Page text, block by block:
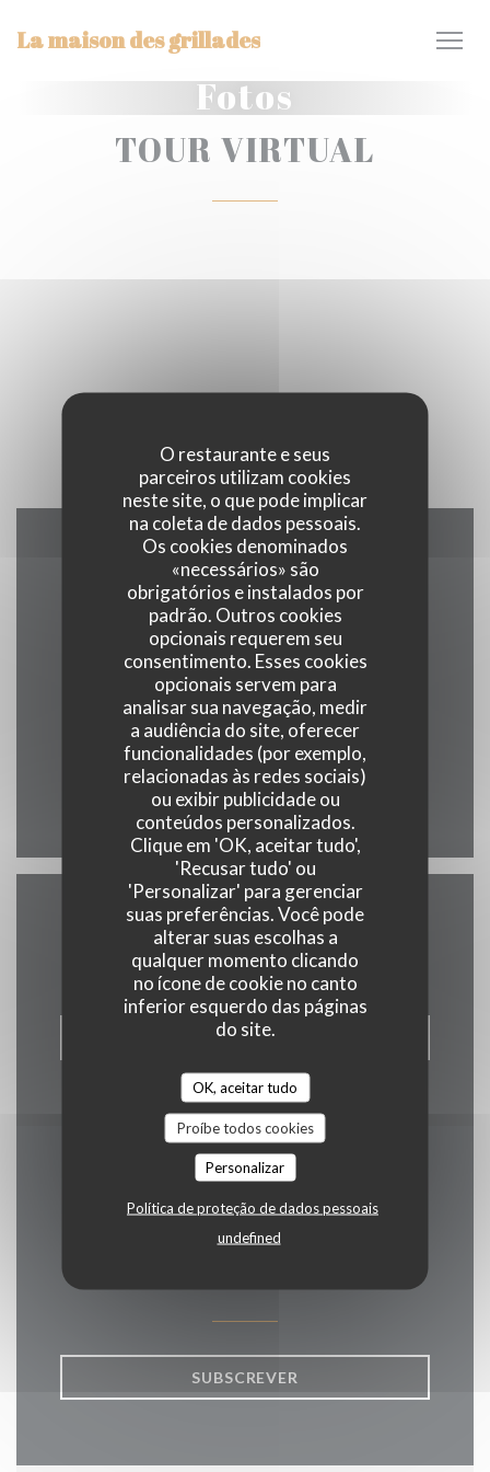
O restaurante e seus
parceiros utilizam cookies
neste site, o que pode implicar
na coleta de dados pessoais.
Os cookies denominados
«necessários» são
obrigatórios e instalados por
padrão. Outros cookies
opcionais requerem seu
consentimento. Esses cookies
opcionais servem para
analisar sua navegação, medir
a audiência do site, oferecer
funcionalidades (por exemplo,
relacionadas às redes sociais)
ou exibir publicidade ou
conteúdos personalizados.
Clique em 'OK, aceitar tudo',
'Recusar tudo' ou
'Personalizar' para gerenciar
suas preferências. Você pode
alterar suas escolhas a
qualquer momento clicando
no ícone de cookie no canto
inferior esquerdo das páginas
do site.
OK, aceitar tudo
Proíbe todos cookies
Personalizar
Política de proteção de dados pessoais
undefined
La maison des grillades
Fotos
TOUR VIRTUAL
Mapa e Contacto
19 rue saint martin 7500 Tournai((abre numa
069 58 02 70
info@maisondesgrillades.be
Facebook ((abre numa nova
Contacte-nos
RESERVAR UMA MESA
Mantenha-se atualizado
*
Subscrever a nossa newsletter para receber comunicações
SUBSCREVER